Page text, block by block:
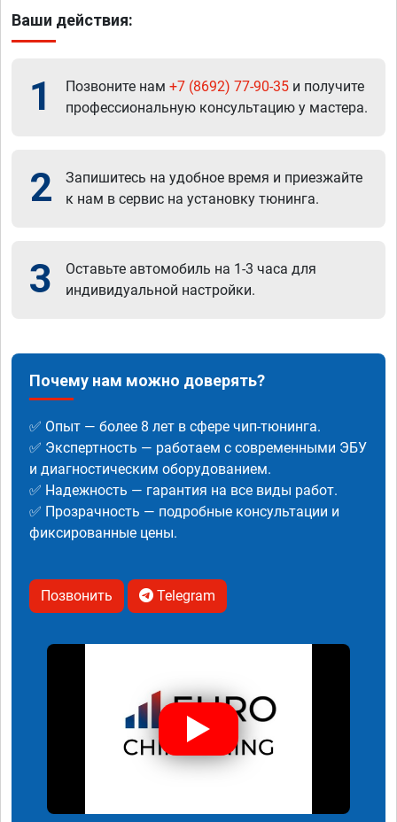
Ваши действия:
1 Позвоните нам +7 (8692) 77-90-35 и получите
профессиональную консультацию у мастера.
2
Запишитесь на удобное время и приезжайте
к нам в сервис на установку тюнинга.
3
Оставьте автомобиль на 1-3 часа для
индивидуальной настройки.
Почему нам можно доверять?
✅ Опыт — более 8 лет в сфере чип-тюнинга.
✅ Экспертность — работаем с современными ЭБУ
и диагностическим оборудованием.
✅ Надежность — гарантия на все виды работ.
✅ Прозрачность — подробные консультации и
фиксированные цены.
Позвонить Telegram